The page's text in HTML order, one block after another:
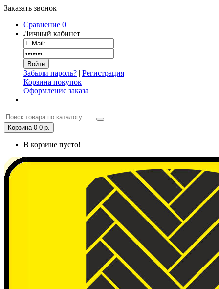
Заказать звонок
Сравнение 0
Личный кабинет
Забыли пароль? | Регистрация
Корзина покупок
Оформление заказа
Корзина 0 0 р.
В корзине пусто!